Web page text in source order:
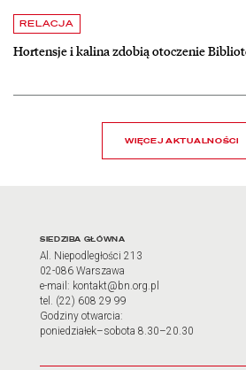
RELACJA
Hortensje i kalina zdobią otoczenie
czytaj więcej o Hortensje i kalina zdobią
WIĘCEJ AKTUALNOŚCI
Adres oraz
SIEDZIBA GŁÓWNA
Al. Niepodległości 213
02-086 Warszawa
e-mail: kontakt@bn.org.pl
tel. (22) 608 29 99
Godziny otwarcia:
poniedziałek–sobota 8.30–20.30